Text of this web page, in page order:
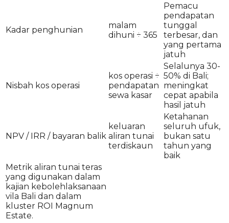
Kadar penghunian
malam
dihuni ÷ 365
Pemacu
pendapatan
tunggal
terbesar, dan
yang pertama
jatuh
Nisbah kos operasi
kos operasi ÷
pendapatan
sewa kasar
Selalunya 30-
50% di Bali;
meningkat
cepat apabila
hasil jatuh
NPV / IRR / bayaran balik
keluaran
aliran tunai
terdiskaun
Ketahanan
seluruh ufuk,
bukan satu
tahun yang
baik
Metrik aliran tunai teras
yang digunakan dalam
kajian kebolehlaksanaan
vila Bali dan dalam
kluster ROI Magnum
Estate.